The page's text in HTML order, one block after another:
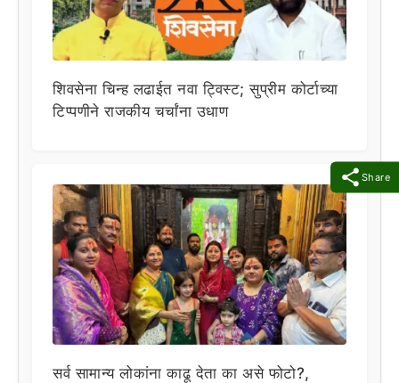
Share
शिवसेना चिन्ह लढाईत नवा ट्विस्ट; सुप्रीम कोर्टाच्या
टिप्पणीने राजकीय चर्चांना उधाण
सर्व सामान्य लोकांना काढू देता का असे फोटो?,